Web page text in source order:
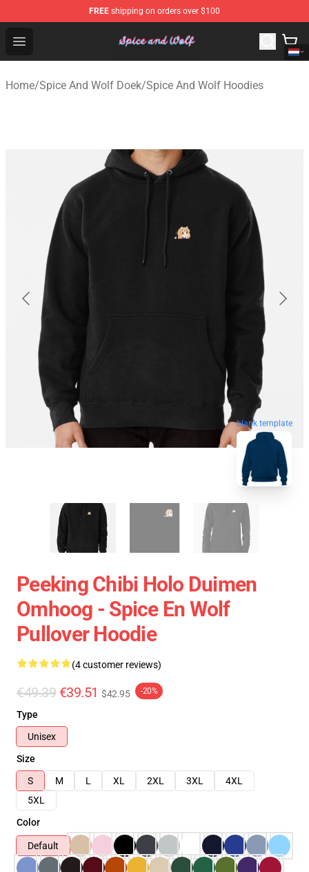
FREE shipping on orders over $100
Open menu
Spice And Wolf Store - Official Spice And Wolf
Home/Spice And Wolf Doek/Spice And Wolf Hoodies
blank template
Peeking Chibi Holo Duimen
Omhoog - Spice En Wolf
Pullover Hoodie
(4 customer reviews)
€49.39 €39.51 $42.95 -20%
Type
Unisex
Size
S
M L XL 2XL 3XL
4XL
5XL
Color
Default